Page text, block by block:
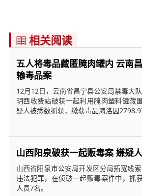
 相关阅读
五人将毒品藏匿腌肉罐内 云南
输毒品案
12月12日，云南省昌宁县公安局禁毒大
明西收费站破获一起利用腌肉塑料罐藏
疑人被悉数抓获，缴获毒品海洛因2798.9
山西阳泉破获一起贩毒案 嫌疑
山西省阳泉市公安局开发区分局拓宽线
违法犯罪，在侦破一起贩毒案件中，抓
人员7名。